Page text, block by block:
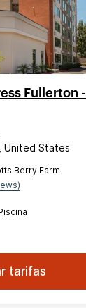
Fullerton -
United States
Berry Farm
tarifas